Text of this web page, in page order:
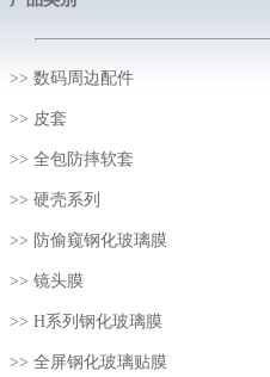
>> 数码周边配件
>> 皮套
>> 全包防摔软套
>> 硬壳系列
>> 防偷窥钢化玻璃膜
>> 镜头膜
>> H系列钢化玻璃膜
>> 全屏钢化玻璃贴膜